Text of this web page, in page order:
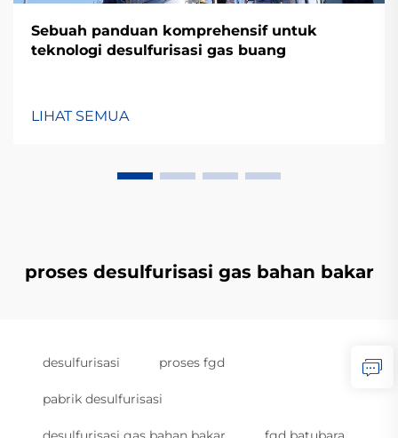
Sebuah panduan komprehensif untuk
teknologi desulfurisasi gas buang
LIHAT SEMUA
proses desulfurisasi gas bahan bakar
desulfurisasi proses fgd
pabrik desulfurisasi